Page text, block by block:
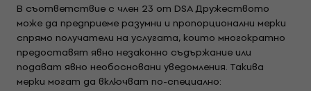
В съответствие с член 23 от DSA Дружеството
може да предприеме разумни и пропорционални мерки
спрямо получатели на услугата, които многократно
предоставят явно незаконно съдържание или
подават явно необосновани уведомления. Такива
мерки могат да включват по-специално: